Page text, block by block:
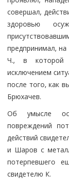
совершал,
здоровью
предпринимал,
Ч., в которой
исключением
после того, как
Брюхачев.
Об умысле
повреждений
действий
и Шаров с
потерпевшего
свидетелю К.